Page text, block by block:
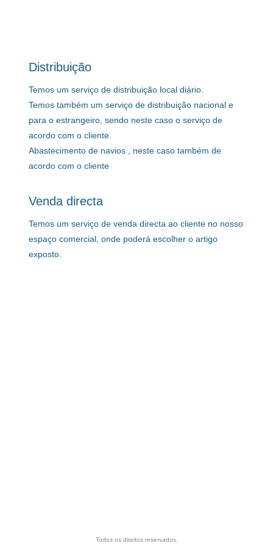
Distribuição
Temos um serviço de distribuição local diário.
Temos também um serviço de distribuição nacional e
para o estrangeiro, sendo neste caso o serviço de
acordo com o cliente.
Abastecimento de navios , neste caso também de
acordo com o cliente
Venda directa
Temos um serviço de venda directa ao cliente no nosso
espaço comercial, onde poderá escolher o artigo
exposto.
Todos os direitos reservados.